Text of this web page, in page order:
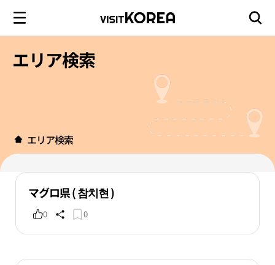
エリア検索
エリア検索
マグロ県 ( 참치현 )
0 0